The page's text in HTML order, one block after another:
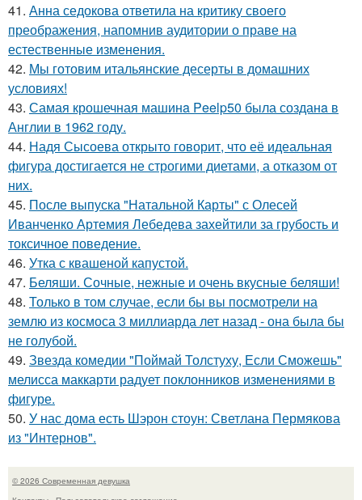
41. Анна седокова ответила на критику своего
преображения, напомнив аудитории о праве на
естественные изменения.
42. Мы готовим итальянские десерты в домашних
условиях!
43. Самая крошечная машинa Peelp50 была созданa в
Англии в 1962 году.
44. Надя Сысоева открыто говорит, что её идеальная
фигура достигается не строгими диетами, а отказом от
них.
45. После выпуска "Натальной Карты" с Олесей
Иванченко Артемия Лебедева захейтили за грубость и
токсичное поведение.
46. Утка с квашеной капустой.
47. Беляши. Сочные, нежные и очень вкусные беляши!
48. Только в том случае, если бы вы посмотрели на
землю из космоса 3 миллиарда лет назад - она была бы
не голубой.
49. Звезда комедии "Поймай Толстуху, Если Сможешь"
мелисса маккарти радует поклонников изменениями в
фигуре.
50. У нас дома есть Шэрон стоун: Светлана Пермякова
из "Интернов".
© 2026 Современная девушка